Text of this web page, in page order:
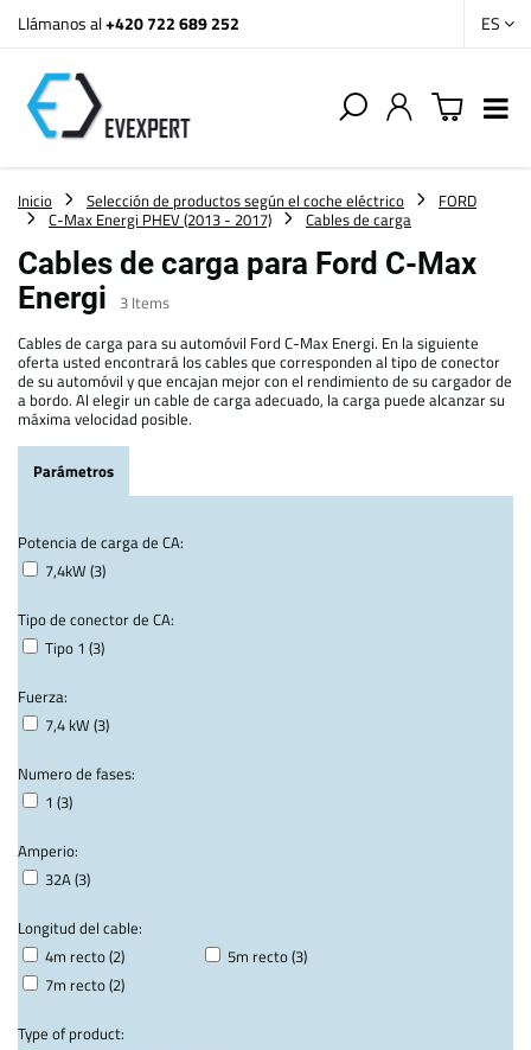
Llámanos al+420 722 689 252 ES
Inicio Selección de productos según el coche eléctrico
FORD
C-Max Energi PHEV (2013 - 2017)
Cables de carga
Cables de carga para Ford C-Max
Energi
3 Items
Cables de carga para su automóvil Ford C-Max Energi. En la siguiente
oferta usted encontrará los cables que corresponden al tipo de conector
de su automóvil y que encajan mejor con el rendimiento de su cargador de
a bordo. Al elegir un cable de carga adecuado, la carga puede alcanzar su
máxima velocidad posible.
Parámetros
Potencia de carga de CA:
7,4kW (3)
Tipo de conector de CA:
Tipo 1 (3)
Fuerza:
7,4 kW (3)
Numero de fases:
1 (3)
Amperio:
32A (3)
Longitud del cable:
4m recto (2)
5m recto (3)
7m recto (2)
Type of product: